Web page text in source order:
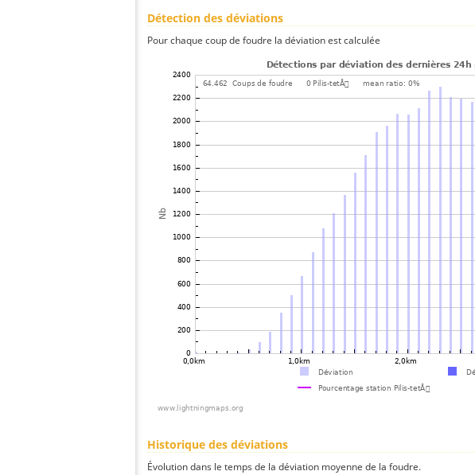
Détection des déviations
Pour chaque coup de foudre la déviation est calculée
Historique des déviations
Évolution dans le temps de la déviation moyenne de la foudre.